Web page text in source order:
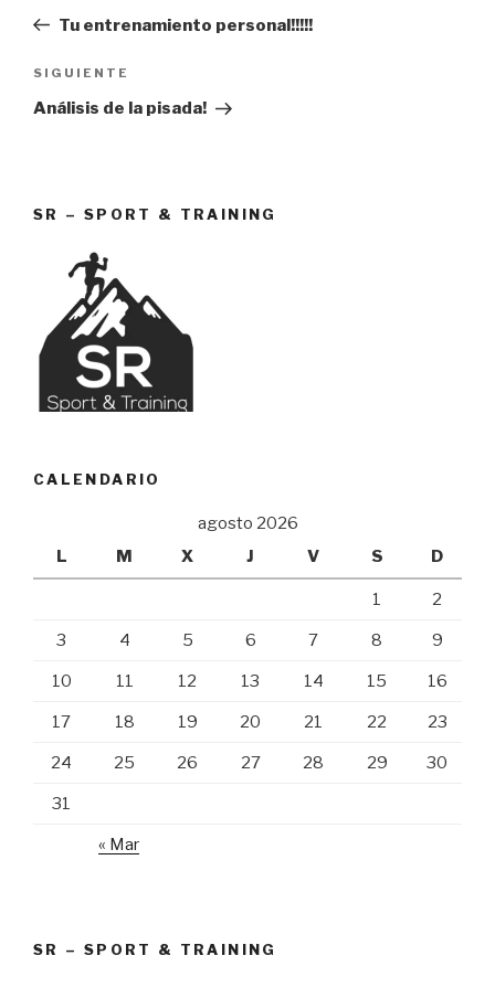
entradas
anterior:
Tu entrenamiento personal!!!!!
Siguiente
entrada
SIGUIENTE
Análisis de la pisada!
SR – SPORT & TRAINING
CALENDARIO
agosto 2026
L
M X J V S D
1 2
3 4 5 6 7 8 9
10 11 12 13 14 15 16
17 18 19 20 21 22 23
24 25 26 27 28 29 30
31
« Mar
SR – SPORT & TRAINING